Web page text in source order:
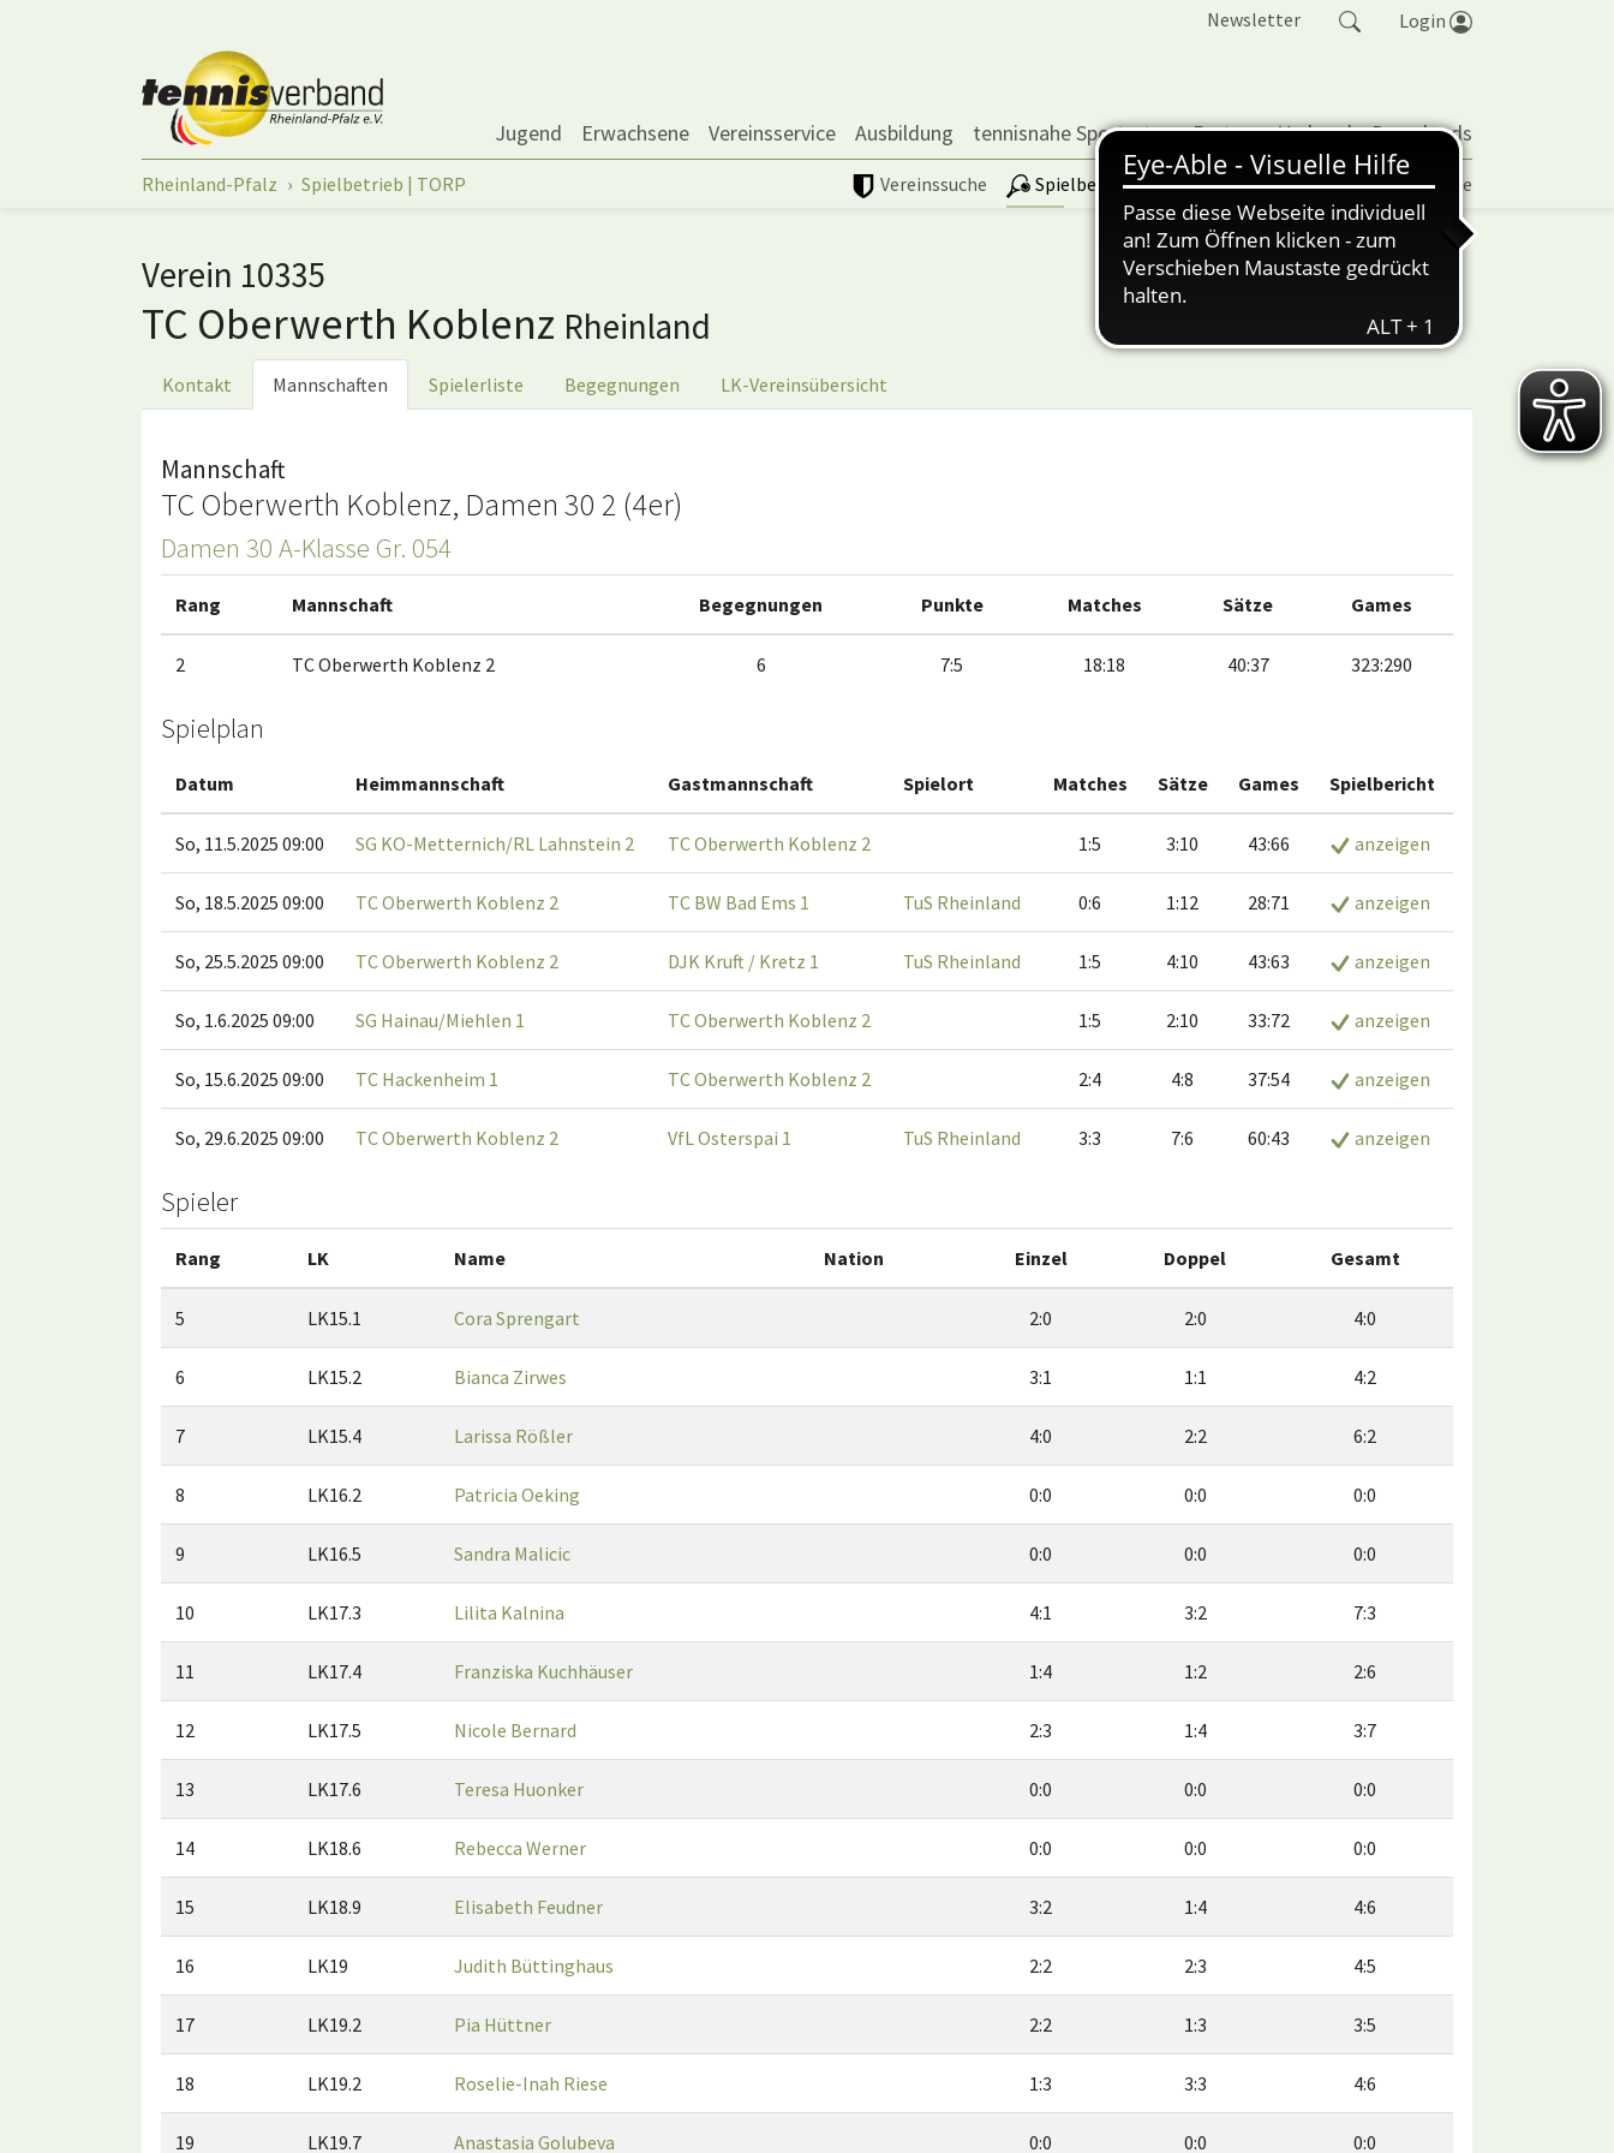
Newsletter Login
Jugend Erwachsene Vereinsservice Ausbildung tennisnahe Sportarten Partner Verband Downloads
Vereinssuche Spielbetrieb | TORP Vereinspokal Turniere
Sie sind hier:
Rheinland-Pfalz Spielbetrieb | TORP
Verein 10335
TC Oberwerth Koblenz Rheinland
Kontakt Mannschaften Spielerliste Begegnungen LK-Vereinsübersicht
Mannschaft
TC Oberwerth Koblenz, Damen 30 2 (4er)
Damen 30 A-Klasse Gr. 054
Rang Mannschaft Begegnungen Punkte Matches Sätze Games
2 TC Oberwerth Koblenz 2 6 7:5 18:18 40:37 323:290
Spielplan
Datum Heimmannschaft Gastmannschaft Spielort Matches Sätze Games Spielbericht
So, 11.5.2025 09:00 SG KO-Metternich/RL Lahnstein 2 TC Oberwerth Koblenz 2 1:5 3:10 43:66 anzeigen
So, 18.5.2025 09:00 TC Oberwerth Koblenz 2 TC BW Bad Ems 1 TuS Rheinland 0:6 1:12 28:71 anzeigen
So, 25.5.2025 09:00 TC Oberwerth Koblenz 2 DJK Kruft / Kretz 1 TuS Rheinland 1:5 4:10 43:63 anzeigen
So, 1.6.2025 09:00 SG Hainau/Miehlen 1 TC Oberwerth Koblenz 2 1:5 2:10 33:72 anzeigen
So, 15.6.2025 09:00 TC Hackenheim 1 TC Oberwerth Koblenz 2 2:4 4:8 37:54 anzeigen
So, 29.6.2025 09:00 TC Oberwerth Koblenz 2 VfL Osterspai 1 TuS Rheinland 3:3 7:6 60:43 anzeigen
Spieler
Rang LK Name Nation Einzel Doppel Gesamt
5 LK15.1 Cora Sprengart 2:0 2:0 4:0
6 LK15.2 Bianca Zirwes 3:1 1:1 4:2
7 LK15.4 Larissa Rößler 4:0 2:2 6:2
8 LK16.2 Patricia Oeking 0:0 0:0 0:0
9 LK16.5 Sandra Malicic 0:0 0:0 0:0
10 LK17.3 Lilita Kalnina 4:1 3:2 7:3
11 LK17.4 Franziska Kuchhäuser 1:4 1:2 2:6
12 LK17.5 Nicole Bernard 2:3 1:4 3:7
13 LK17.6 Teresa Huonker 0:0 0:0 0:0
14 LK18.6 Rebecca Werner 0:0 0:0 0:0
15 LK18.9 Elisabeth Feudner 3:2 1:4 4:6
16 LK19 Judith Büttinghaus 2:2 2:3 4:5
17 LK19.2 Pia Hüttner 2:2 1:3 3:5
18 LK19.2 Roselie-Inah Riese 1:3 3:3 4:6
19 LK19.7 Anastasia Golubeva 0:0 0:0 0:0